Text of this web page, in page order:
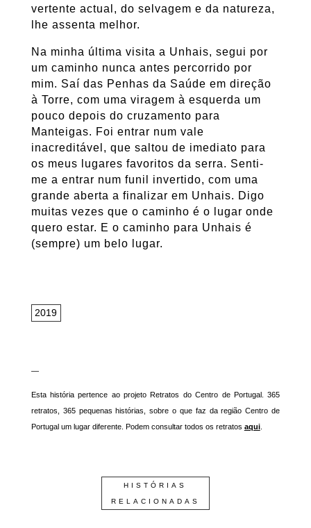
vertente actual, do selvagem e da natureza,
lhe assenta melhor.
Na minha última visita a Unhais, segui por
um caminho nunca antes percorrido por
mim. Saí das Penhas da Saúde em direção
à Torre, com uma viragem à esquerda um
pouco depois do cruzamento para
Manteigas. Foi entrar num vale
inacreditável, que saltou de imediato para
os meus lugares favoritos da serra. Senti-
me a entrar num funil invertido, com uma
grande aberta a finalizar em Unhais. Digo
muitas vezes que o caminho é o lugar onde
quero estar. E o caminho para Unhais é
(sempre) um belo lugar.
2019
—
Esta história pertence ao projeto Retratos do Centro de Portugal. 365
retratos, 365 pequenas histórias, sobre o que faz da região Centro de
Portugal um lugar diferente. Podem consultar todos os retratos aqui.
HISTÓRIAS
RELACIONADAS